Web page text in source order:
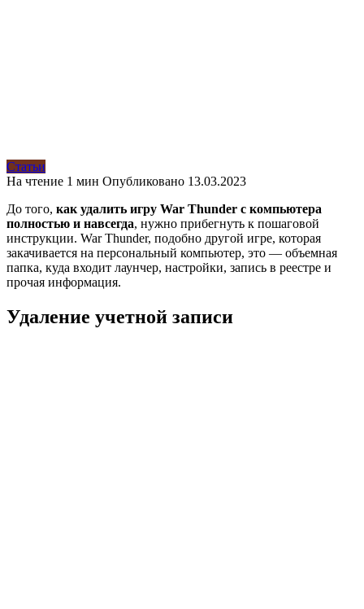
Статьи
На чтение 1 мин Опубликовано 13.03.2023
До того, как удалить игру War Thunder с компьютера
полностью и навсегда, нужно прибегнуть к пошаговой
инструкции. War Thunder, подобно другой игре, которая
закачивается на персональный компьютер, это — объемная
папка, куда входит лаунчер, настройки, запись в реестре и
прочая информация.
Удаление учетной записи